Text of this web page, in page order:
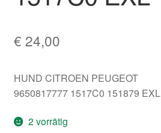
€ 24,00
HUND CITROEN PEUGEOT
9650817777 1517C0 151879 EXL
2 vorrätig